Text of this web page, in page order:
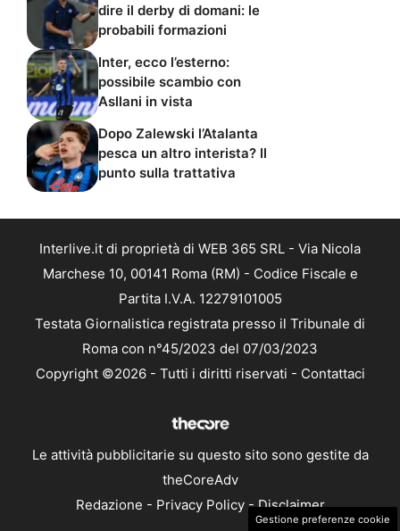
dire il derby di domani: le
probabili formazioni
Inter, ecco l’esterno:
possibile scambio con
Asllani in vista
Dopo Zalewski l’Atalanta
pesca un altro interista? Il
punto sulla trattativa
Interlive.it di proprietà di WEB 365 SRL - Via Nicola
Marchese 10, 00141 Roma (RM) - Codice Fiscale e
Partita I.V.A. 12279101005
Testata Giornalistica registrata presso il Tribunale di
Roma con n°45/2023 del 07/03/2023
Copyright ©2026 - Tutti i diritti riservati - Contattaci
Le attività pubblicitarie su questo sito sono gestite da
theCoreAdv
Redazione - Privacy Policy-Disclaimer
Gestione preferenze cookie